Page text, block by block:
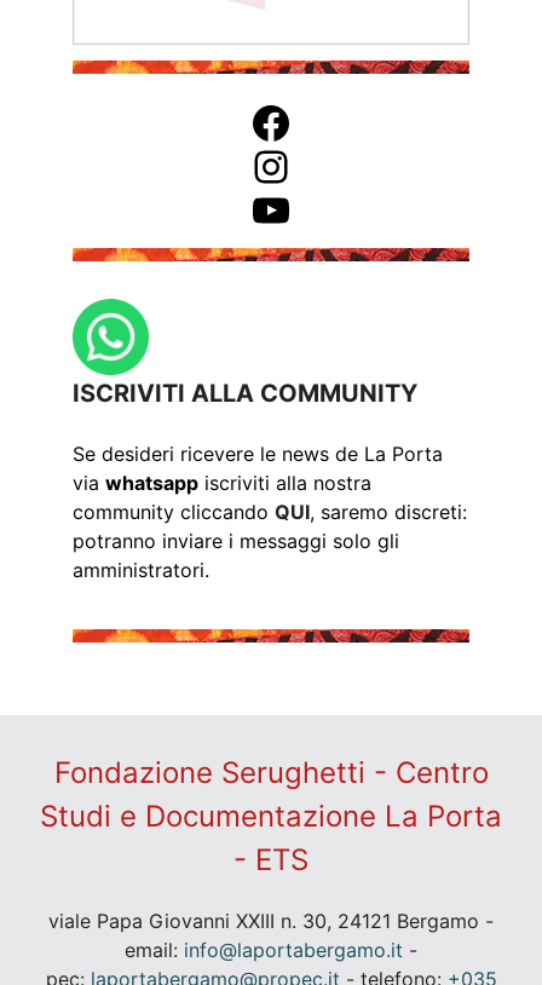
Facebook
Instagram
YouTube
ISCRIVITI ALLA COMMUNITY
Se desideri ricevere le news de La Porta
via whatsapp iscriviti alla nostra
community cliccando QUI, saremo discreti:
potranno inviare i messaggi solo gli
amministratori.
Fondazione Serughetti - Centro
Studi e Documentazione La Porta
- ETS
viale Papa Giovanni XXIII n. 30, 24121 Bergamo -
email: info@laportabergamo.it -
pec: laportabergamo@propec.it - telefono: +035